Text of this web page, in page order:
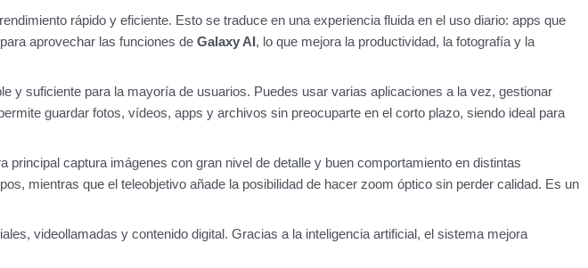
rápido y eficiente. Esto se traduce en una experiencia fluida en el uso diario: apps que
aprovechar las funciones de Galaxy AI, lo que mejora la productividad, la fotografía y la
y suficiente para la mayoría de usuarios. Puedes usar varias aplicaciones a la vez, gestionar
guardar fotos, vídeos, apps y archivos sin preocuparte en el corto plazo, siendo ideal para
principal captura imágenes con gran nivel de detalle y buen comportamiento en distintas
mientras que el teleobjetivo añade la posibilidad de hacer zoom óptico sin perder calidad. Es un
videollamadas y contenido digital. Gracias a la inteligencia artificial, el sistema mejora